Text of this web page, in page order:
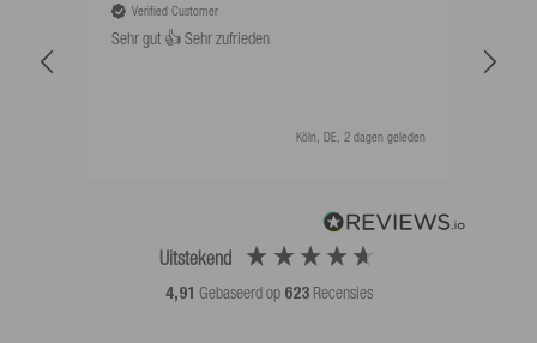
Uitstekend
4,91 Gebaseerd op 623 Recensies
Verified Customer
Sehr gut 👍 Sehr zufrieden
Köln, DE, 2 dagen geleden